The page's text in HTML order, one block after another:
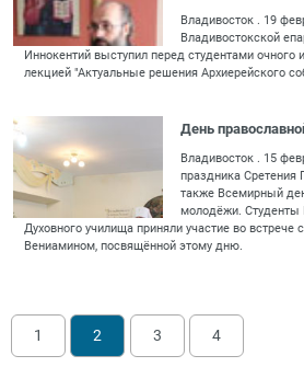
Владивосток . 19
Владивостокской
Иннокентий выступил перед студентами очного
лекцией "Актуальные решения Архиерейского
День
Владивосток . 15
праздника Сретения
также Всемирный
молодёжи. Студенты
Духовного училища приняли участие во встрече
Вениамином, посвящённой этому дню.
1 2 3 4